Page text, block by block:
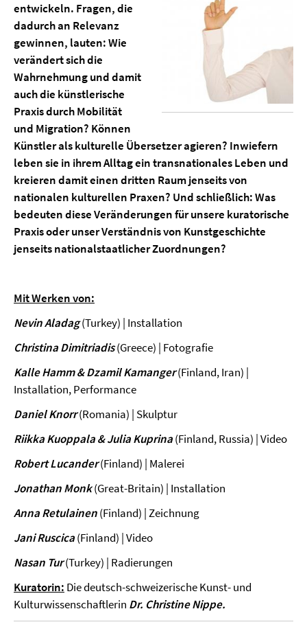
entwickeln. Fragen, die
dadurch an Relevanz
gewinnen, lauten: Wie
verändert sich die
Wahrnehmung und damit
auch die künstlerische
Praxis durch Mobilität
und Migration? Können
Künstler als kulturelle Übersetzer agieren? Inwiefern
leben sie in ihrem Alltag ein transnationales Leben und
kreieren damit einen dritten Raum jenseits von
nationalen kulturellen Praxen? Und schließlich: Was
bedeuten diese Veränderungen für unsere kuratorische
Praxis oder unser Verständnis von Kunstgeschichte
jenseits nationalstaatlicher Zuordnungen?
Mit Werken von:
Nevin Aladag(Turkey) | Installation
Christina Dimitriadis(Greece) | Fotografie
Kalle Hamm & Dzamil Kamanger(Finland, Iran) |
Installation, Performance
Daniel Knorr(Romania) | Skulptur
Riikka Kuoppala & Julia Kuprina(Finland, Russia) | Video
Robert Lucander(Finland) | Malerei
Jonathan Monk(Great-Britain) | Installation
Anna Retulainen(Finland) | Zeichnung
Jani Ruscica(Finland) | Video
Nasan Tur(Turkey) | Radierungen
Kuratorin: Die deutsch-schweizerische Kunst- und
Kulturwissenschaftlerin Dr. Christine Nippe.